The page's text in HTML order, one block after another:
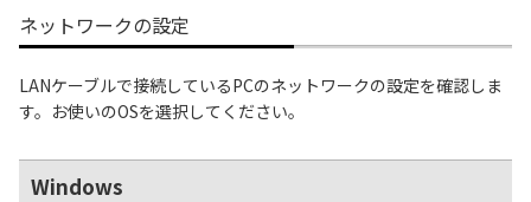
お問い合わせ
履歴・お気に入り
ネットワークの設定
LANケーブルで接続しているPCのネットワークの設定を確認しま
す。お使いのOSを選択してください。
Windows